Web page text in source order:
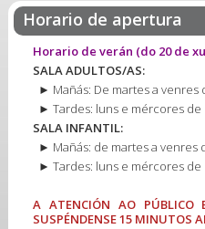
Horario de apertura
Horario de verán (do 20 de
SALA ADULTOS/AS:
► Mañás: De martes a venres
► Tardes: luns e mércores de
SALA INFANTIL:
► Mañás: de martes a venres
► Tardes: luns e mércores de
A ATENCIÓN AO PÚBLICO
SUSPÉNDENSE 15 MINUTOS